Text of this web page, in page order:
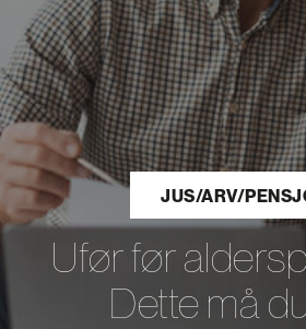
JUS/ARV/
Ufør før
Dette må